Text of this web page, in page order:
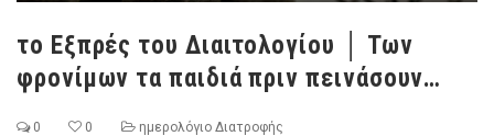
το Εξπρές του Διαιτολογίου │ Των
φρονίμων τα παιδιά πριν πεινάσουν…
0 0 ημερολόγιο Διατροφής